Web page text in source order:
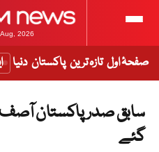
2026
صفحۂ اول تازہ ترین پاکستان دنیا
سابق صدر پاکستان آصف
گئے